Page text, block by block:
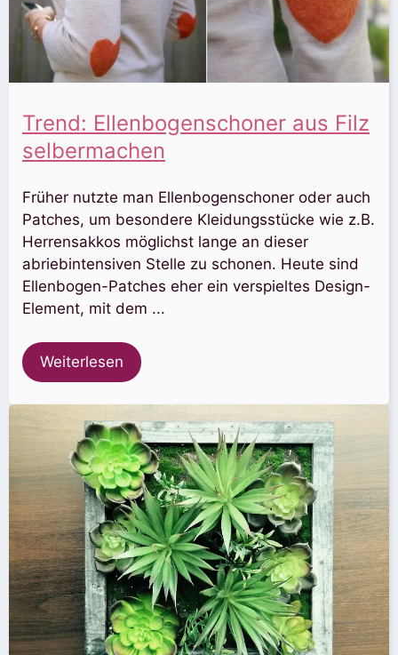
Trend: Ellenbogenschoner aus Filz
selbermachen
Früher nutzte man Ellenbogenschoner oder auch
Patches, um besondere Kleidungsstücke wie z.B.
Herrensakkos möglichst lange an dieser
abriebintensiven Stelle zu schonen. Heute sind
Ellenbogen-Patches eher ein verspieltes Design-
Element, mit dem ...
Weiterlesen